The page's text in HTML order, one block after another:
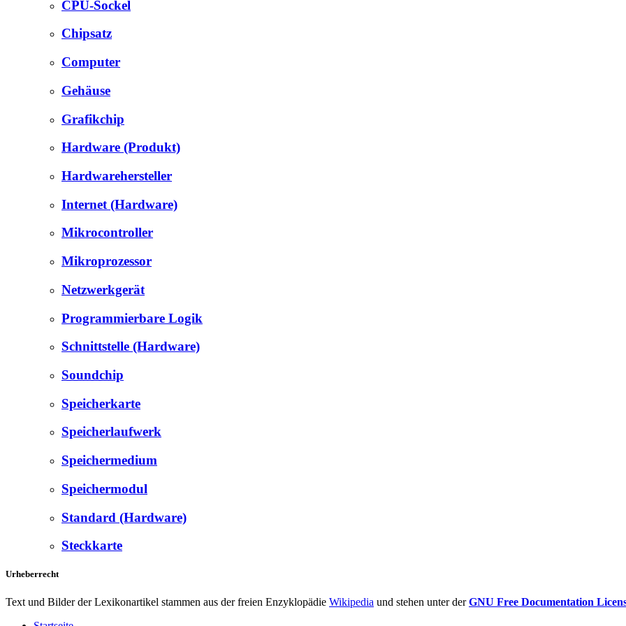
CPU-Sockel
Chipsatz
Computer
Gehäuse
Grafikchip
Hardware (Produkt)
Hardwarehersteller
Internet (Hardware)
Mikrocontroller
Mikroprozessor
Netzwerkgerät
Programmierbare Logik
Schnittstelle (Hardware)
Soundchip
Speicherkarte
Speicherlaufwerk
Speichermedium
Speichermodul
Standard (Hardware)
Steckkarte
Urheberrecht
Text und Bilder der Lexikonartikel stammen aus der freien Enzyklopädie Wikipedia und stehen unter derGNU Free Documentation